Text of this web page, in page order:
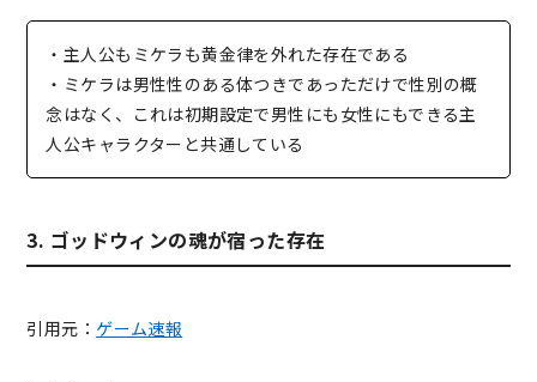
・主人公もミケラも黄金律を外れた存在である
・ミケラは男性性のある体つきであっただけで性別の概
念はなく、これは初期設定で男性にも女性にもできる主
人公キャラクターと共通している
3. ゴッドウィンの魂が宿った存在
引用元： ゲーム速報